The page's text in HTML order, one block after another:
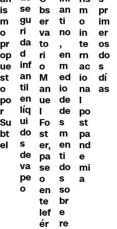
is
m
o
pr
op
ue
st
o
po
r
Su
bt
el
se
gu
ri
da
d
inf
an
til
en
líq
ui
do
s
de
va
pe
o
bs
er
va
to
ri
o
M
an
ue
l
Fo
st
er,
pa
se
o
en
te
lef
ér
an
ti
no
,
en
m
ed
io
de
de
s
m
en
ti
do
s
so
br
e
re
m
o
in
te
rn
ac
io
na
l
po
st
pa
nd
e
mi
a
pr
im
er
os
do
s
dí
as